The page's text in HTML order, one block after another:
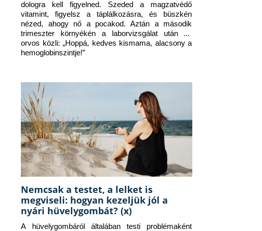
dologra kell figyelned. Szeded a magzatvédő
vitamint, figyelsz a táplálkozásra, és büszkén
nézed, ahogy nő a pocakod. Aztán a második
trimeszter környékén a laborvizsgálat után az
orvos közli: „Hoppá, kedves kismama, alacsony a
hemoglobinszintje!”
Nemcsak a testet, a lelket is
megviseli: hogyan kezeljük jól a
nyári hüvelygombát? (x)
A hüvelygombáról általában testi problémaként